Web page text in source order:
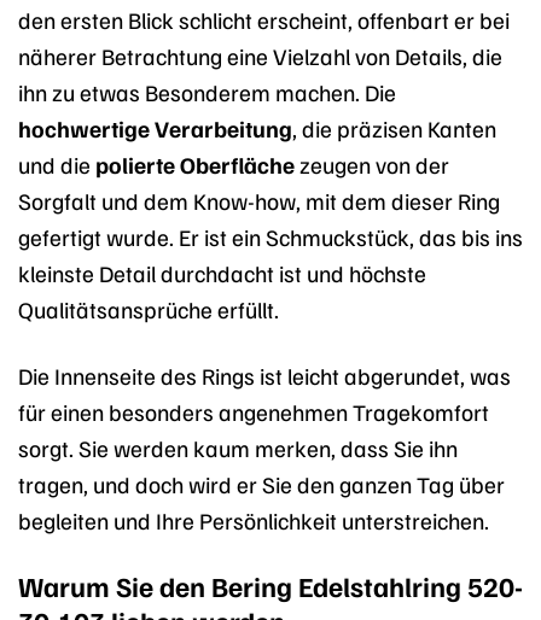
den ersten Blick schlicht erscheint, offenbart er bei
näherer Betrachtung eine Vielzahl von Details, die
ihn zu etwas Besonderem machen. Die
hochwertige Verarbeitung, die präzisen Kanten
und die polierte Oberflächezeugen von der
Sorgfalt und dem Know-how, mit dem dieser Ring
gefertigt wurde. Er ist ein Schmuckstück, das bis ins
kleinste Detail durchdacht ist und höchste
Qualitätsansprüche erfüllt.
Die Innenseite des Rings ist leicht abgerundet, was
für einen besonders angenehmen Tragekomfort
sorgt. Sie werden kaum merken, dass Sie ihn
tragen, und doch wird er Sie den ganzen Tag über
begleiten und Ihre Persönlichkeit unterstreichen.
Warum Sie den Bering Edelstahlring 520-